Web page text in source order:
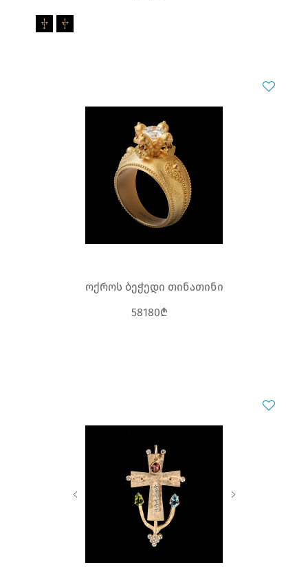
ოქროს ბეჭედი თინათინი
58180₾